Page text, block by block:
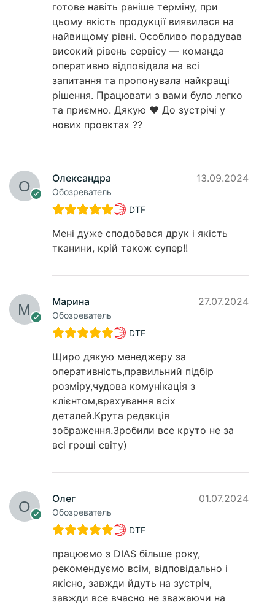
готове навіть раніше терміну, при
цьому якість продукції виявилася на
найвищому рівні. Особливо порадував
високий рівень сервісу — команда
оперативно відповідала на всі
запитання та пропонувала найкращі
рішення. Працювати з вами було легко
та приємно. Дякую ❤️ До зустрічі у
нових проектах ??
Олександра
Обозреватель
13.09.2024
DTF
Мені дуже сподобався друк і якість
тканини, крій також супер!!
Марина
Обозреватель
27.07.2024
DTF
Щиро дякую менеджеру за
оперативність,правильний підбір
розміру,чудова комунікація з
клієнтом,врахування всіх
деталей.Крута редакція
зображення.Зробили все круто не за
всі гроші світу)
Олег
Обозреватель
01.07.2024
DTF
працюємо з DIAS більше року,
рекомендуємо всім, відповідально і
якісно, завжди йдуть на зустріч,
завжди все вчасно не зважаючи на